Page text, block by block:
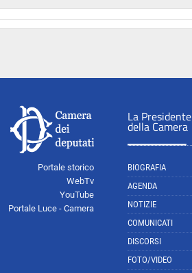
Portale storico
WebTv
YouTube
Portale Luce - Camera
La Presidente
della Camera
BIOGRAFIA
AGENDA
NOTIZIE
COMUNICATI
DISCORSI
FOTO/VIDEO